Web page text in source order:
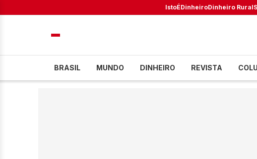
IstoÉDinheiroDinheiro Rural
BRASIL MUNDO DINHEIRO REVISTA